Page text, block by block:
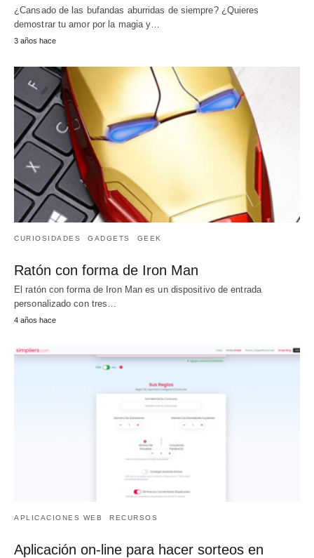
¿Cansado de las bufandas aburridas de siempre? ¿Quieres
demostrar tu amor por la magia y…
3 años hace
CURIOSIDADES GADGETS GEEK
Ratón con forma de Iron Man
El ratón con forma de Iron Man es un dispositivo de entrada
personalizado con tres…
4 años hace
APLICACIONES WEB RECURSOS
Aplicación on-line para hacer sorteos en